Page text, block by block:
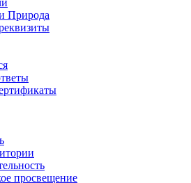
Природа
просвещение